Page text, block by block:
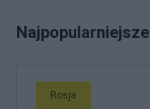
Najpopularniejsze
Rosja